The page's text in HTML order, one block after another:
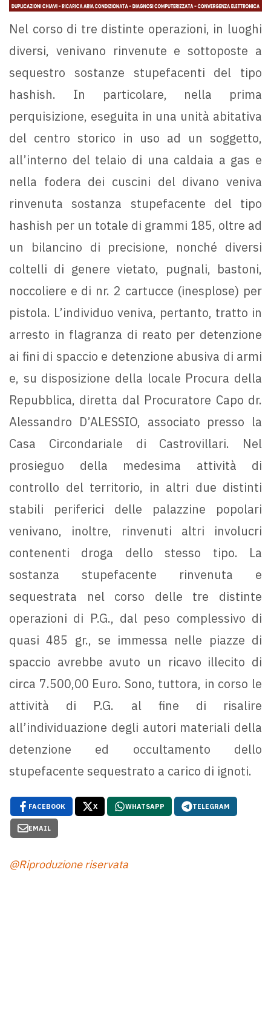
Nel corso di tre distinte operazioni, in luoghi
diversi, venivano rinvenute e sottoposte a
sequestro sostanze stupefacenti del tipo
hashish. In particolare, nella prima
perquisizione, eseguita in una unità abitativa
del centro storico in uso ad un soggetto,
all’interno del telaio di una caldaia a gas e
nella fodera dei cuscini del divano veniva
rinvenuta sostanza stupefacente del tipo
hashish per un totale di grammi 185, oltre ad
un bilancino di precisione, nonché diversi
coltelli di genere vietato, pugnali, bastoni,
noccoliere e di nr. 2 cartucce (inesplose) per
pistola. L’individuo veniva, pertanto, tratto in
arresto in flagranza di reato per detenzione
ai fini di spaccio e detenzione abusiva di armi
e, su disposizione della locale Procura della
Repubblica, diretta dal Procuratore Capo dr.
Alessandro D’ALESSIO, associato presso la
Casa Circondariale di Castrovillari. Nel
prosieguo della medesima attività di
controllo del territorio, in altri due distinti
stabili periferici delle palazzine popolari
venivano, inoltre, rinvenuti altri involucri
contenenti droga dello stesso tipo. La
sostanza stupefacente rinvenuta e
sequestrata nel corso delle tre distinte
operazioni di P.G., dal peso complessivo di
quasi 485 gr., se immessa nelle piazze di
spaccio avrebbe avuto un ricavo illecito di
circa 7.500,00 Euro. Sono, tuttora, in corso le
attività di P.G. al fine di risalire
all’individuazione degli autori materiali della
detenzione ed occultamento dello
stupefacente sequestrato a carico di ignoti.
FACEBOOK X WHATSAPP TELEGRAM
EMAIL
@Riproduzione riservata